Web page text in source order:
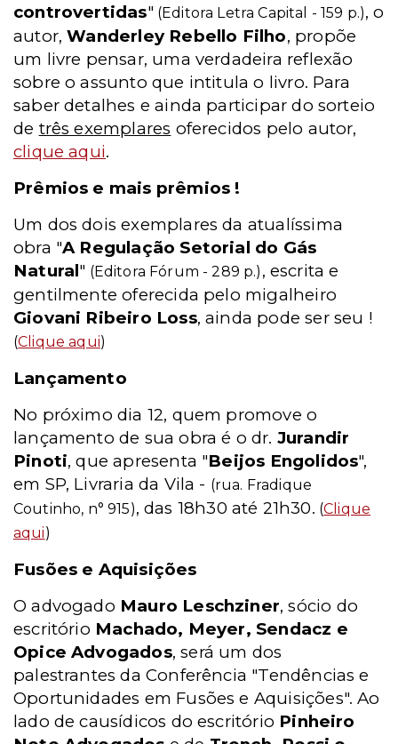
controvertidas" (Editora Letra Capital - 159 p.), o
autor,Wanderley Rebello Filho, propõe
um livre pensar, uma verdadeira reflexão
sobre o assunto que intitula o livro. Para
saber detalhes e ainda participar do sorteio
de três exemplares oferecidos pelo autor,
clique aqui.
Prêmios e mais prêmios !
Um dos dois exemplares da atualíssima
obra "A Regulação Setorial do Gás
Natural" (Editora Fórum - 289 p.) , escrita e
gentilmente oferecida pelo migalheiro
Giovani Ribeiro Loss, ainda pode ser seu !
(Clique aqui)
Lançamento
No próximo dia 12, quem promove o
lançamento de sua obra é o dr. Jurandir
Pinoti, que apresenta "Beijos Engolidos",
em SP, Livraria da Vila - (rua. Fradique
Coutinho, n° 915), das 18h30 até 21h30. (Clique
aqui)
Fusões e Aquisições
O advogado Mauro Leschziner, sócio do
escritório Machado, Meyer, Sendacz e
Opice Advogados, será um dos
palestrantes da Conferência "Tendências e
Oportunidades em Fusões e Aquisições". Ao
lado de causídicos do escritório Pinheiro